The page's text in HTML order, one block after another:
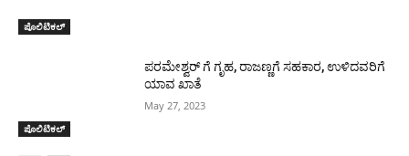
ಪೊಲಿಟಿಕಲ್
ಪೊಲಿಟಿಕಲ್
ಪರಮೇಶ್ವರ್ ಗೆ ಗೃಹ, ರಾಜಣ್ಣಗೆ ಸಹಕಾರ, ಉಳಿದವರಿಗೆ
ಯಾವ ಖಾತೆ
May 27, 2023